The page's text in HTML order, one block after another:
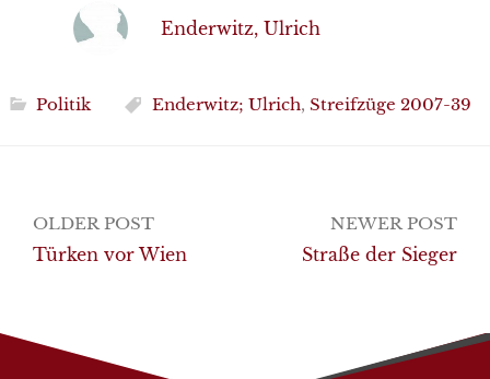
Enderwitz, Ulrich
Politik Enderwitz; Ulrich, Streifzüge 2007-39
Post
navigation
OLDER POST
Türken vor Wien
NEWER POST
Straße der Sieger